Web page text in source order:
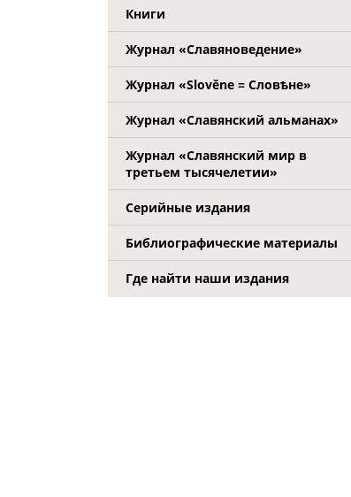
Книги
Журнал «Славяноведение»
Журнал «Slověne = Словѣне»
Журнал «Славянский альманах»
Журнал «Славянский мир в
третьем тысячелетии»
Серийные издания
Библиографические материалы
Где найти наши издания